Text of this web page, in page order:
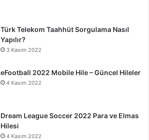
Türk Telekom Taahhüt Sorgulama Nasıl
Yapılır?
3 Kasım 2022
eFootball 2022 Mobile Hile – Güncel Hileler
4 Kasım 2022
Dream League Soccer 2022 Para ve Elmas
Hilesi
4 Kasım 2022